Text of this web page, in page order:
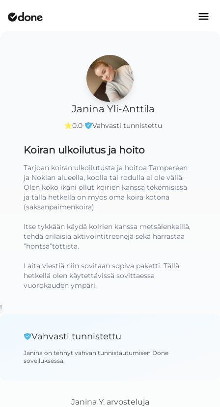
Janina Yli-Anttila
0.0· Vahvasti tunnistettu
Koiran ulkoilutus ja hoito
Tarjoan koiran ulkoilutusta ja hoitoa Tampereen
ja Nokian alueella, koolla tai rodulla ei ole väliä.
Olen koko ikäni ollut koirien kanssa tekemisissä
ja tällä hetkellä on myös oma koira kotona
(saksanpaimenkoira).
Itse tykkään käydä koirien kanssa metsälenkeillä,
tehdä erilaisia aktivointitreenejä sekä harrastaa
”höntsä”tottista.
Laita viestiä niin sovitaan sopiva paketti. Tällä
hetkellä olen käytettävissä sovittaessa
vuorokauden ympäri.
!
Vahvasti tunnistettu
Janina on tehnyt vahvan tunnistautumisen Done
sovelluksessa.
Janina Y. arvosteluja